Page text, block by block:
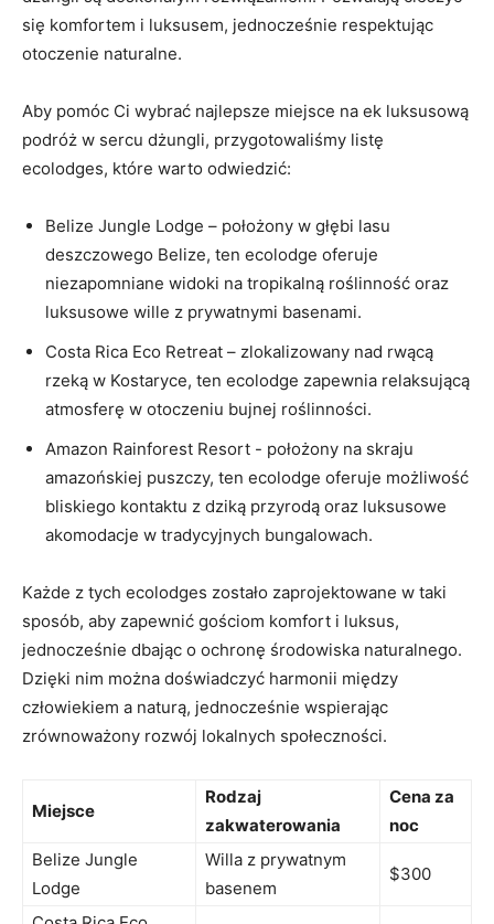
się ‌komfortem i luksusem, jednocześnie respektując
otoczenie ⁣naturalne.
Aby pomóc Ci wybrać najlepsze⁤ miejsce na‍ ek ​luksusową
podróż w⁤ sercu dżungli, przygotowaliśmy listę
ecolodges, które warto odwiedzić:
Belize Jungle Lodge – położony w głębi ⁣lasu⁢
deszczowego Belize, ten ⁣ecolodge oferuje
niezapomniane widoki​ na tropikalną roślinność oraz
luksusowe wille z prywatnymi⁤ basenami.
Costa Rica Eco ‌Retreat – zlokalizowany ‌nad ⁤rwącą
rzeką ⁣w Kostaryce, ten ecolodge zapewnia ⁣relaksującą
atmosferę w otoczeniu bujnej roślinności.
Amazon ⁤Rainforest Resort ‌-⁣ położony na‌ skraju
amazońskiej puszczy, ten ecolodge oferuje możliwość
bliskiego kontaktu ​z dziką przyrodą oraz luksusowe
akomodacje w⁤ tradycyjnych bungalowach.
Każde z ‍tych ecolodges zostało zaprojektowane w taki
sposób, aby zapewnić ‍gościom komfort i luksus,
⁣jednocześnie dbając o ochronę​ środowiska naturalnego.
Dzięki⁢ nim można doświadczyć ​harmonii ⁢między
człowiekiem a naturą, jednocześnie wspierając
zrównoważony rozwój lokalnych społeczności.
Miejsce
Rodzaj
‍zakwaterowania
Cena za
‌noc
Belize Jungle
Lodge
Willa z prywatnym
basenem
$300